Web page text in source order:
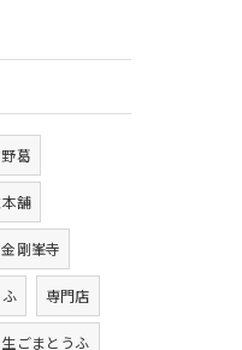
葛
舗
金剛峯寺
専門店
生ごまとうふ